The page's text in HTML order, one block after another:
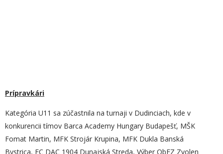
Prípravkári
Kategória U11 sa zúčastnila na turnaji v Dudinciach, kde v
konkurencii tímov Barca Academy Hungary Budapešť, MŠK
Fomat Martin, MFK Strojár Krupina, MFK Dukla Banská
Bystrica, FC DAC 1904 Dunajská Streda, Výber ObFZ Zvolen